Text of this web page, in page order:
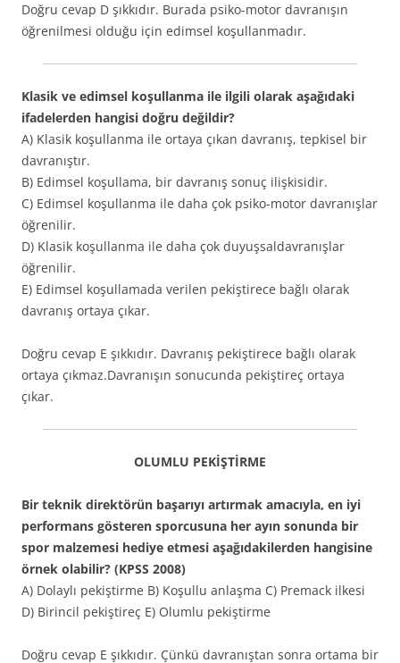
Doğru cevap D şıkkıdır. Burada psiko-motor davranışın
öğrenilmesi olduğu için edimsel koşullanmadır.
Klasik ve edimsel koşullanma ile ilgili olarak aşağıdaki
ifadelerden hangisi doğru değildir?
A) Klasik koşullanma ile ortaya çıkan davranış, tepkisel bir
davranıştır.
B) Edimsel koşullama, bir davranış sonuç ilişkisidir.
C) Edimsel koşullanma ile daha çok psiko-motor davranışlar
öğrenilir.
D) Klasik koşullanma ile daha çok duyuşsaldavranışlar
öğrenilir.
E) Edimsel koşullamada verilen pekiştirece bağlı olarak
davranış ortaya çıkar.
Doğru cevap E şıkkıdır. Davranış pekiştirece bağlı olarak
ortaya çıkmaz.Davranışın sonucunda pekiştireç ortaya
çıkar.
OLUMLU PEKİŞTİRME
Bir teknik direktörün başarıyı artırmak amacıyla, en iyi
performans gösteren sporcusuna her ayın sonunda bir
spor malzemesi hediye etmesi aşağıdakilerden hangisine
örnek olabilir? (KPSS 2008)
A) Dolaylı pekiştirme B) Koşullu anlaşma C) Premack ilkesi
D) Birincil pekiştireç E) Olumlu pekiştirme
Doğru cevap E şıkkıdır. Çünkü davranıştan sonra ortama bir